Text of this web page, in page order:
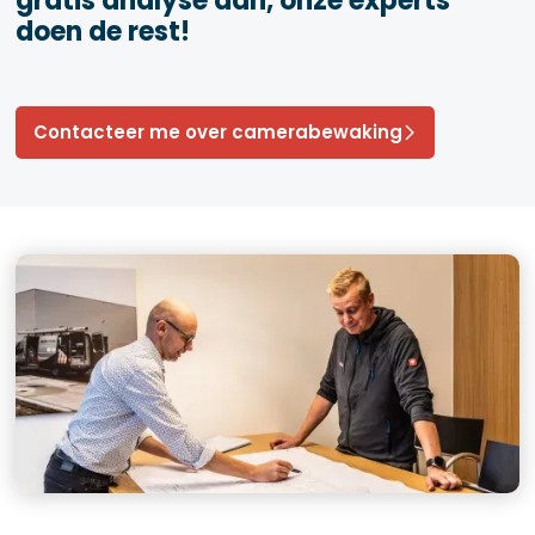
doen de rest!
Contacteer me over camerabewaking